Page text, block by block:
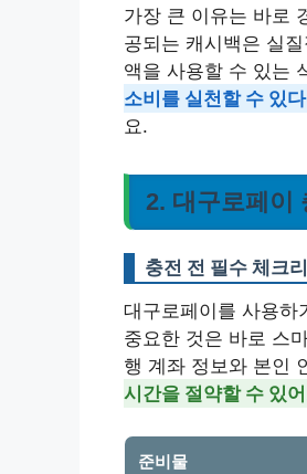
가장 큰 이유는 바로
공되는 캐시백은 실
액을 사용할 수 있는
소비를 실천할 수 있
요.
2. 대구로페이
충전 전 필수 체크
대구로페이를 사용하
중요한 것은 바로 스
행 계좌 정보와 본인
시간을 절약할 수 있
준비물